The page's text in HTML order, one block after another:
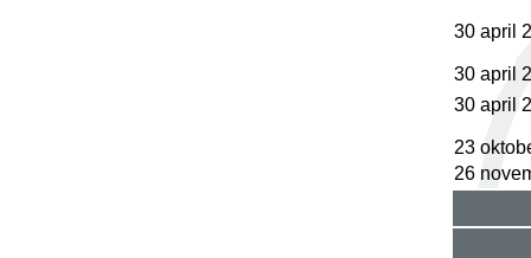
30 april
30 april
30 april
23
26